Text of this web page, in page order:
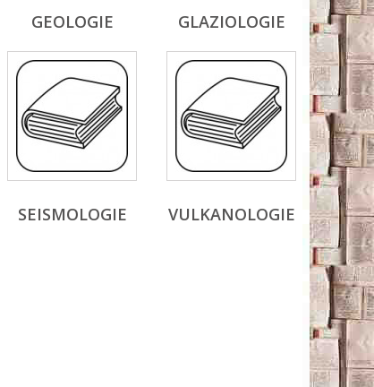
GEOLOGIE GLAZIOLOGIE
SEISMOLOGIE VULKANOLOGIE